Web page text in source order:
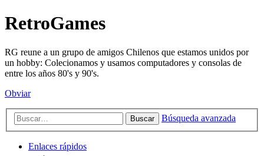
RetroGames
RG reune a un grupo de amigos Chilenos que estamos unidos por
un hobby: Colecionamos y usamos computadores y consolas de
entre los años 80's y 90's.
Obviar
Buscar Búsqueda avanzada
Enlaces rápidos